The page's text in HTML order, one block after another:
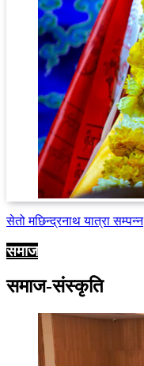
सेतो मछिन्द्रनाथ यात्रा सम्पन्न
समाज
समाज-संस्कृति